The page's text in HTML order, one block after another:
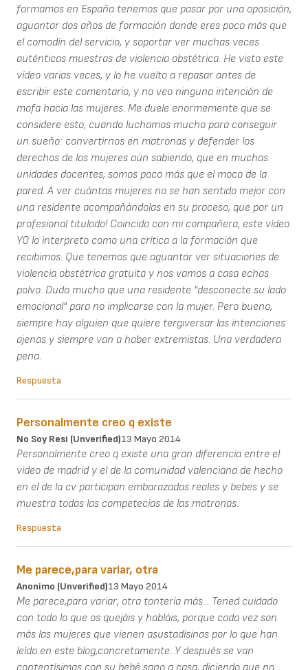
formamos en España tenemos que pasar por una oposición,
aguantar dos años de formación donde eres poco más que
el comodín del servicio, y soportar ver muchas veces
auténticas muestras de violencia obstétrica. He visto este
vídeo varias veces, y lo he vuelto a repasar antes de
escribir este comentario, y no veo ninguna intención de
mofa hacia las mujeres. Me duele enormemente que se
considere esto, cuando luchamos mucho para conseguir
un sueño: convertirnos en matronas y defender los
derechos de las mujeres aún sabiendo, que en muchas
unidades docentes, somos poco más que el moco de la
pared. A ver cuántas mujeres no se han sentido mejor con
una residente acompañándolas en su proceso, que por un
profesional titulado! Coincido con mi compañera, este vídeo
YO lo interpreto como una crítica a la formación que
recibimos. Que tenemos que aguantar ver situaciones de
violencia obstétrica gratuita y nos vamos a casa echas
polvo. Dudo mucho que una residente "desconecte su lado
emocional" para no implicarse con la mujer. Pero bueno,
siempre hay alguien que quiere tergiversar las intenciones
ajenas y siempre van a haber extremistas. Una verdadera
pena.
Respuesta
Personalmente creo q existe
No Soy Resi (unverified)13 Mayo 2014
Personalmente creo q existe una gran diferencia entre el
video de madrid y el de la comunidad valenciana de hecho
en el de la cv participan embarazadas reales y bebes y se
muestra todas las competecias de las matronas.
Respuesta
Me parece,para variar, otra
Anonimo (unverified)13 Mayo 2014
Me parece,para variar, otra tontería más... Tened cuidado
con todo lo que os quejáis y habláis, porque cada vez son
más las mujeres que vienen asustadísinas por lo que han
leído en este blog,concretamente...Y después se van
contentísimas con su bebé sano a casa, diciendo que no